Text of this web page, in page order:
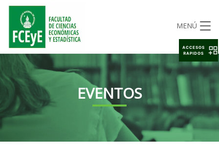
MENÚ
EVENTOS
ACCESOS
RAPIDOS